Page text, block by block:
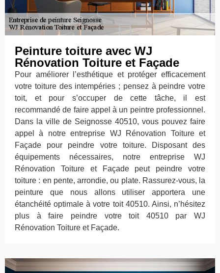
Peinture toiture avec WJ
Rénovation Toiture et Façade
Pour améliorer l’esthétique et protéger efficacement
votre toiture des intempéries ; pensez à peindre votre
toit, et pour s’occuper de cette tâche, il est
recommandé de faire appel à un peintre professionnel.
Dans la ville de Seignosse 40510, vous pouvez faire
appel à notre entreprise WJ Rénovation Toiture et
Façade pour peindre votre toiture. Disposant des
équipements nécessaires, notre entreprise WJ
Rénovation Toiture et Façade peut peindre votre
toiture : en pente, arrondie, ou plate. Rassurez-vous, la
peinture que nous allons utiliser apportera une
étanchéité optimale à votre toit 40510. Ainsi, n’hésitez
plus à faire peindre votre toit 40510 par WJ
Rénovation Toiture et Façade.